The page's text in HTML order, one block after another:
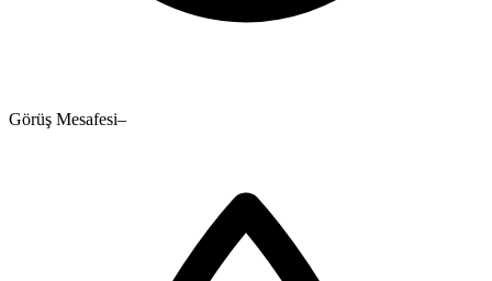
Görüş Mesafesi–